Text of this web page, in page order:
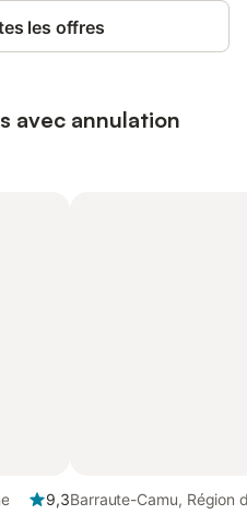
les offres
avec annulation
9,3Barraute-Camu, Région